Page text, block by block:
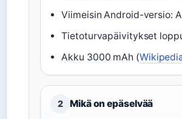
Viimeisin Android-versio:
Tietoturvapäivitykset
Akku 3000 mAh (
2 Mikä on epäselvää